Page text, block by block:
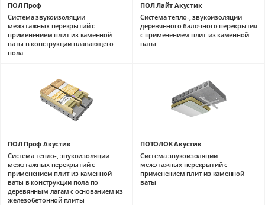
ПОЛ Проф
Система звукоизоляции
межэтажных перекрытий с
применением плит из каменной
ваты в конструкции плавающего
пола
ПОЛ Лайт Акустик
Система тепло-, звукоизоляции
деревянного балочного перекрытия
с применением плит из каменной
ваты
ПОЛ Проф Акустик
Система тепло-, звукоизоляции
межэтажных перекрытий с
применением плит из каменной
ваты в конструкции пола по
деревянным лагам с основанием из
железобетонной плиты
ПОТОЛОК Акустик
Система звукоизоляции
межэтажных перекрытий с
применением плит из каменной
ваты